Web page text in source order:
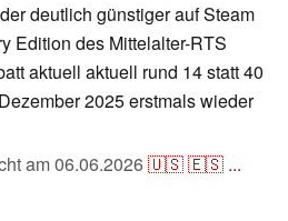
deutlich günstiger auf Steam
Edition des Mittelalter-RTS
aktuell aktuell rund 14 statt 40
2025 erstmals wieder
am06.06.2026🇺🇸🇪🇸 ...